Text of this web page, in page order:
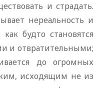
и страдать.
нереальность и
будто становятся
и отвратительными;
до огромных
исходящим не из